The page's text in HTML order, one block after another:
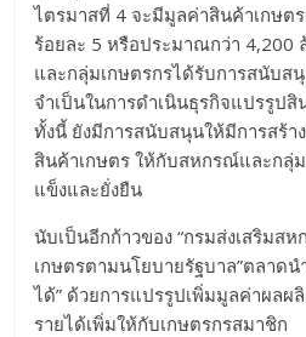
ไตรมาสที่ 4 จะมีมูลค่าสินค้าเกษต
ร้อยละ 5 หรือประมาณกว่า 4,200
และกลุ่มเกษตรกรได้รับการสนับ
จำเป็นในการดำเนินธุรกิจแปรรูป
ทั้งนี้ ยังมีการสนับสนุนให้มีการสร้า
สินค้าเกษตร ให้กับสหกรณ์และกลุ่
แข็งและยั่งยืน
นับเป็นอีกก้าวของ “กรมส่งเสริมส
เกษตรตามนโยบายรัฐบาล”ตลาดน
ได้” ด้วยการแปรรูปเพิ่มมูลค่าผลผ
รายได้เพิ่มให้กับเกษตรกรสมาชิก